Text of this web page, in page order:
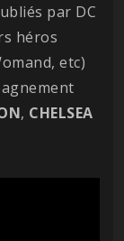
par DC
héros
etc)
, CHELSEA